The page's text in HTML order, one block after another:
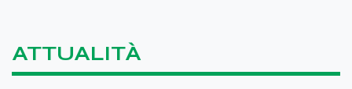
ATTUALITÀ